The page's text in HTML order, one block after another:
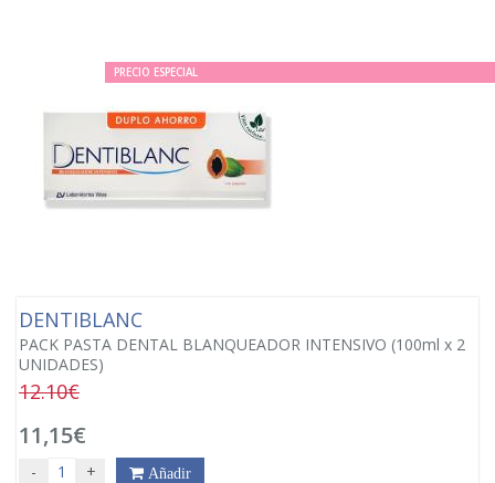
PRECIO ESPECIAL
DENTIBLANC
PACK PASTA DENTAL BLANQUEADOR INTENSIVO (100ml x 2
UNIDADES)
12.10€
11,15€
- + Añadir